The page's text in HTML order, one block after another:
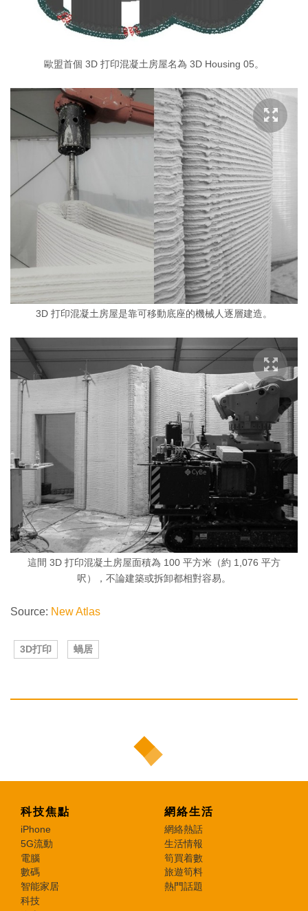
歐盟首個 3D 打印混凝土房屋名為 3D Housing 05。
3D 打印混凝土房屋是靠可移動底座的機械人逐層建造。
這間 3D 打印混凝土房屋面積為 100 平方米（約 1,076 平方
呎），不論建築或拆卸都相對容易。
Source: New Atlas
3D打印 蝸居
科技焦點
iPhone
5G流動
電腦
數碼
智能家居
科技
網絡生活
網絡熱話
生活情報
筍買着數
旅遊筍料
熱門話題